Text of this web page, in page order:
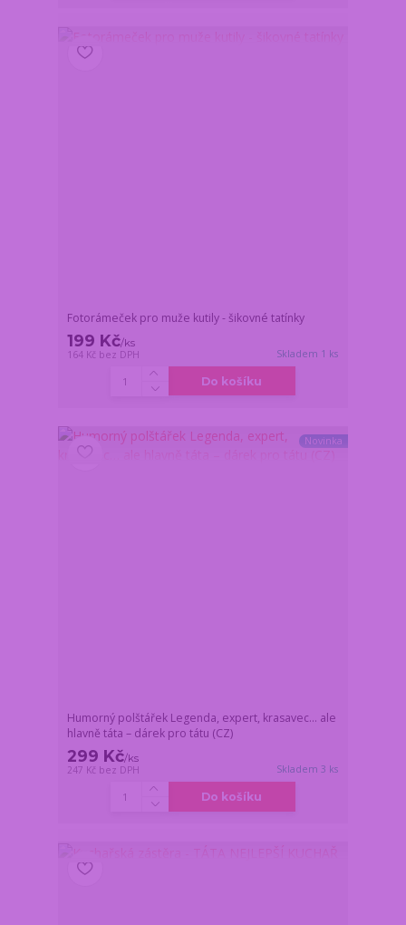
Fotorámeček pro muže kutily - šikovné tatínky
199 Kč/ks
164 Kč bez DPH Skladem 1 ks
Do košíku
Novinka
Humorný polštářek Legenda, expert, krasavec… ale
hlavně táta – dárek pro tátu (CZ)
299 Kč/ks
247 Kč bez DPH Skladem 3 ks
Do košíku